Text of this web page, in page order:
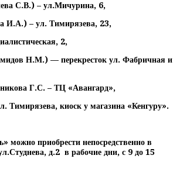
С.В.) – ул.Мичурина, 6,
И.А.) – ул. Тимирязева, 23,
2,
Н.М.) — перекресток ул. Фабричная и
Г.С. – ТЦ «Авангард»,
Тимирязева, киоск у магазина «Кенгуру».
можно приобрести непосредственно в
д.2 в рабочие дни, с 9 до 15